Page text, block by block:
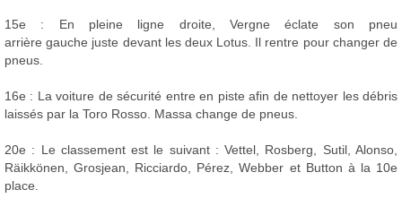
15e : En pleine ligne droite, Vergne éclate son pneu
arrière gauche juste devant les deux Lotus. Il rentre pour changer de
pneus.
16e : La voiture de sécurité entre en piste afin de nettoyer les débris
laissés par la Toro Rosso. Massa change de pneus.
20e : Le classement est le suivant : Vettel, Rosberg, Sutil, Alonso,
Räikkönen, Grosjean, Ricciardo, Pérez, Webber et Button à la 10e
place.